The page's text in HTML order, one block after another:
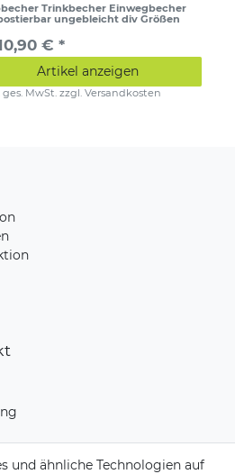
Trinkbecher Einwegbecher
ungebleicht div Größen
€ *
Artikel anzeigen
ges. MwSt. zzgl.Versandkosten
und ähnliche Technologien auf